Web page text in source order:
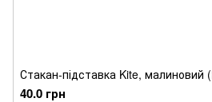
Стакан-підставка Kite, малиновий
40.0 грн